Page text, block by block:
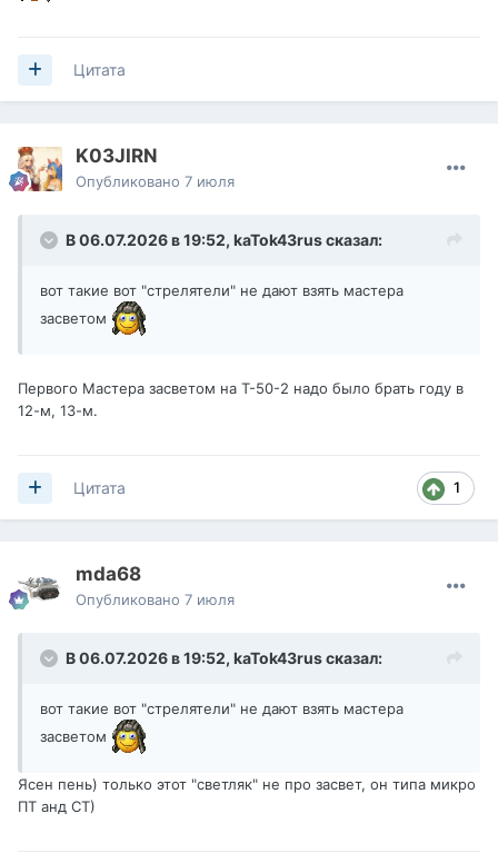
здесь мои девчонки изнасиловали рандом
replay_last_battle.mtreplay
Цитата
K03JIRN
Опубликовано 7 июля
В 06.07.2026 в 19:52, kaTok43rusсказал:
вот такие вот "стрелятели" не дают взять мастера
засветом
Первого Мастера засветом на Т-50-2 надо было брать году в
12-м, 13-м.
1
Цитата
mda68
Опубликовано 7 июля
В 06.07.2026 в 19:52, kaTok43rusсказал:
вот такие вот "стрелятели" не дают взять мастера
засветом
Ясен пень) только этот "светляк" не про засвет, он типа микро
ПТ анд СТ)